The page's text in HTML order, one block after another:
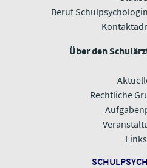
Beruf
Über den
Rechtliche
​​​​​​​Links